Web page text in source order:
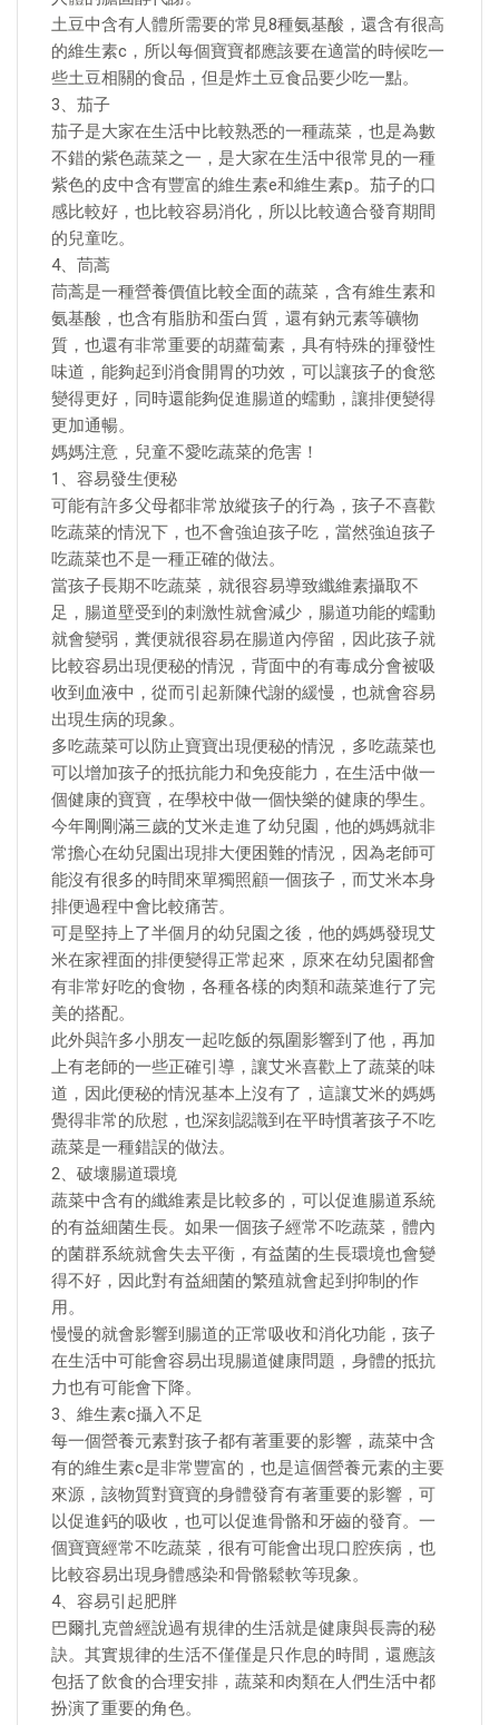
土豆中含有人體所需要的常見8種氨基酸，還含有很高
的維生素c，所以每個寶寶都應該要在適當的時候吃一
些土豆相關的食品，但是炸土豆食品要少吃一點。
3、茄子
茄子是大家在生活中比較熟悉的一種蔬菜，也是為數
不錯的紫色蔬菜之一，是大家在生活中很常見的一種
紫色的皮中含有豐富的維生素e和維生素p。茄子的口
感比較好，也比較容易消化，所以比較適合發育期間
的兒童吃。
4、茼蒿
茼蒿是一種營養價值比較全面的蔬菜，含有維生素和
氨基酸，也含有脂肪和蛋白質，還有鈉元素等礦物
質，也還有非常重要的胡蘿蔔素，具有特殊的揮發性
味道，能夠起到消食開胃的功效，可以讓孩子的食慾
變得更好，同時還能夠促進腸道的蠕動，讓排便變得
更加通暢。
媽媽注意，兒童不愛吃蔬菜的危害！
1、容易發生便秘
可能有許多父母都非常放縱孩子的行為，孩子不喜歡
吃蔬菜的情況下，也不會強迫孩子吃，當然強迫孩子
吃蔬菜也不是一種正確的做法。
當孩子長期不吃蔬菜，就很容易導致纖維素攝取不
足，腸道壁受到的刺激性就會減少，腸道功能的蠕動
就會變弱，糞便就很容易在腸道內停留，因此孩子就
比較容易出現便秘的情況，背面中的有毒成分會被吸
收到血液中，從而引起新陳代謝的緩慢，也就會容易
出現生病的現象。
多吃蔬菜可以防止寶寶出現便秘的情況，多吃蔬菜也
可以增加孩子的抵抗能力和免疫能力，在生活中做一
個健康的寶寶，在學校中做一個快樂的健康的學生。
今年剛剛滿三歲的艾米走進了幼兒園，他的媽媽就非
常擔心在幼兒園出現排大便困難的情況，因為老師可
能沒有很多的時間來單獨照顧一個孩子，而艾米本身
排便過程中會比較痛苦。
可是堅持上了半個月的幼兒園之後，他的媽媽發現艾
米在家裡面的排便變得正常起來，原來在幼兒園都會
有非常好吃的食物，各種各樣的肉類和蔬菜進行了完
美的搭配。
此外與許多小朋友一起吃飯的氛圍影響到了他，再加
上有老師的一些正確引導，讓艾米喜歡上了蔬菜的味
道，因此便秘的情況基本上沒有了，這讓艾米的媽媽
覺得非常的欣慰，也深刻認識到在平時慣著孩子不吃
蔬菜是一種錯誤的做法。
2、破壞腸道環境
蔬菜中含有的纖維素是比較多的，可以促進腸道系統
的有益細菌生長。如果一個孩子經常不吃蔬菜，體內
的菌群系統就會失去平衡，有益菌的生長環境也會變
得不好，因此對有益細菌的繁殖就會起到抑制的作
用。
慢慢的就會影響到腸道的正常吸收和消化功能，孩子
在生活中可能會容易出現腸道健康問題，身體的抵抗
力也有可能會下降。
3、維生素c攝入不足
每一個營養元素對孩子都有著重要的影響，蔬菜中含
有的維生素c是非常豐富的，也是這個營養元素的主要
來源，該物質對寶寶的身體發育有著重要的影響，可
以促進鈣的吸收，也可以促進骨骼和牙齒的發育。一
個寶寶經常不吃蔬菜，很有可能會出現口腔疾病，也
比較容易出現身體感染和骨骼鬆軟等現象。
4、容易引起肥胖
巴爾扎克曾經說過有規律的生活就是健康與長壽的秘
訣。其實規律的生活不僅僅是只作息的時間，還應該
包括了飲食的合理安排，蔬菜和肉類在人們生活中都
扮演了重要的角色。